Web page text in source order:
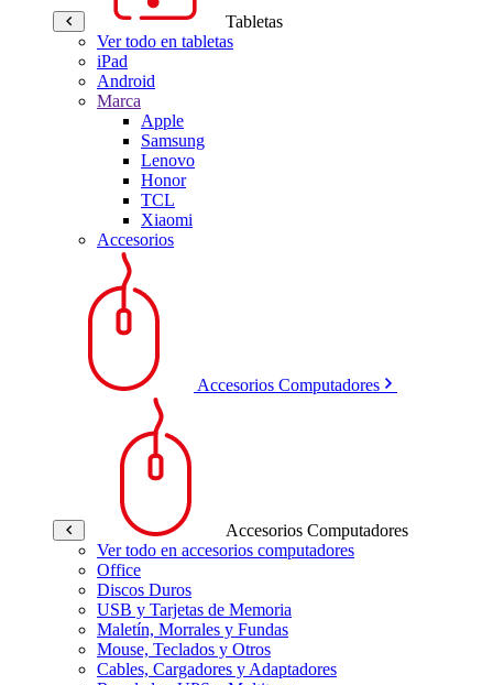
Tabletas
Ver todo en tabletas
iPad
Android
Marca
Apple
Samsung
Lenovo
Honor
TCL
Xiaomi
Accesorios
Accesorios Computadores
Accesorios Computadores
Ver todo en accesorios computadores
Office
Discos Duros
USB y Tarjetas de Memoria
Maletín, Morrales y Fundas
Mouse, Teclados y Otros
Cables, Cargadores y Adaptadores